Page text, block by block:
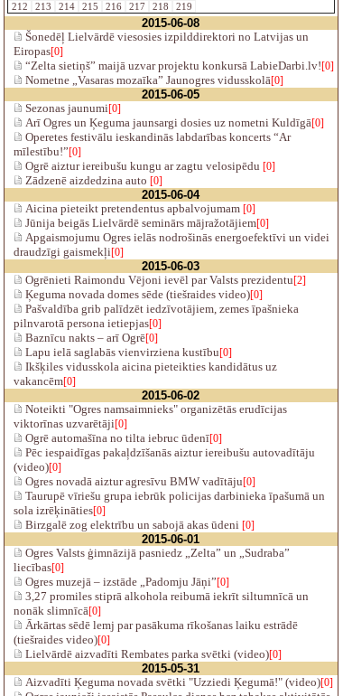
212
213 214 215 216 217 218 219
2015-06-08
Šonedēļ Lielvārdē viesosies izpilddirektori no Latvijas un
Eiropas[0]
“Zelta sietiņš” maijā uzvar projektu konkursā LabieDarbi.lv![0]
Nometne „Vasaras mozaīka” Jaunogres vidusskolā[0]
2015-06-05
Sezonas jaunumi[0]
Arī Ogres un Ķeguma jaunsargi dosies uz nometni Kuldīgā[0]
Operetes festivālu ieskandinās labdarības koncerts “Ar
mīlestību!”[0]
Ogrē aiztur iereibušu kungu ar zagtu velosipēdu [0]
Zādzenē aizdedzina auto [0]
2015-06-04
Aicina pieteikt pretendentus apbalvojumam [0]
Jūnija beigās Lielvārdē seminārs mājražotājiem[0]
Apgaismojumu Ogres ielās nodrošinās energoefektīvi un videi
draudzīgi gaismekļi[0]
2015-06-03
Ogrēnieti Raimondu Vējoni ievēl par Valsts prezidentu[2]
Ķeguma novada domes sēde (tiešraides video)[0]
Pašvaldība grib palīdzēt iedzīvotājiem, zemes īpašnieka
pilnvarotā persona ietiepjas[0]
Baznīcu nakts – arī Ogrē[0]
Lapu ielā saglabās vienvirziena kustību[0]
Ikšķiles vidusskola aicina pieteikties kandidātus uz
vakancēm[0]
2015-06-02
Noteikti "Ogres namsaimnieks" organizētās erudīcijas
viktorīnas uzvarētāji[0]
Ogrē automašīna no tilta iebruc ūdenī[0]
Pēc iespaidīgas pakaļdzīšanās aiztur iereibušu autovadītāju
(video)[0]
Ogres novadā aiztur agresīvu BMW vadītāju[0]
Taurupē vīriešu grupa iebrūk policijas darbinieka īpašumā un
sola izrēķināties[0]
Birzgalē zog elektrību un sabojā akas ūdeni [0]
2015-06-01
Ogres Valsts ģimnāzijā pasniedz „Zelta” un „Sudraba”
liecības[0]
Ogres muzejā – izstāde „Padomju Jāņi”[0]
3,27 promiles stiprā alkohola reibumā iekrīt siltumnīcā un
nonāk slimnīcā[0]
Ārkārtas sēdē lemj par pasākuma rīkošanas laiku estrādē
(tiešraides video)[0]
Lielvārdē aizvadīti Rembates parka svētki (video)[0]
2015-05-31
Aizvadīti Ķeguma novada svētki "Uzziedi Ķegumā!" (video)[0]